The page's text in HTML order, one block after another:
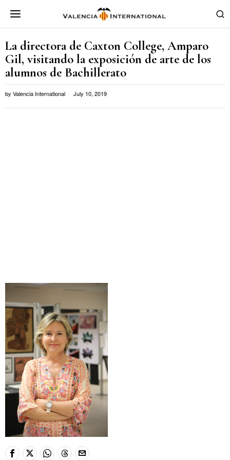
La directora de Caxton College, Amparo
Gil, visitando la exposición de arte de los
alumnos de Bachillerato
by Valencia International July 10, 2019